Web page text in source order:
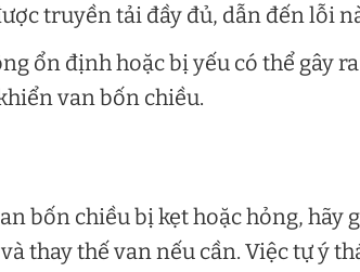
truyền tải đầy đủ, dẫn đến lỗi
ổn định hoặc bị yếu có thể gây
van bốn chiều.
bốn chiều bị kẹt hoặc hỏng, hãy
thay thế van nếu cần. Việc tự ý